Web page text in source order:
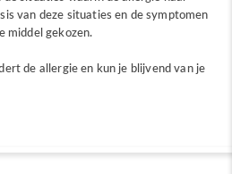
van deze situaties en de symptomen
middel gekozen.
de allergie en kun je blijvend van je